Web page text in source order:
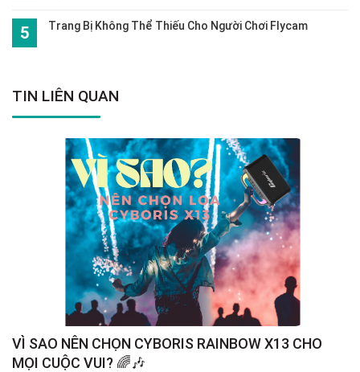
Trang Bị Không Thể Thiếu Cho Người Chơi Flycam
TIN LIÊN QUAN
VÌ SAO NÊN CHỌN CYBORIS RAINBOW X13 CHO
MỌI CUỘC VUI? 🌈🎶